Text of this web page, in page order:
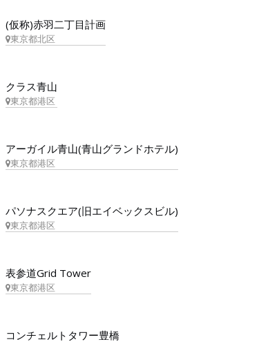
(仮称)赤羽二丁目計画
東京都北区
クラス青山
東京都港区
アーガイル青山(青山グランドホテル)
東京都港区
パソナスクエア(旧エイベックスビル)
東京都港区
表参道Grid Tower
東京都港区
コンチェルトタワー豊橋